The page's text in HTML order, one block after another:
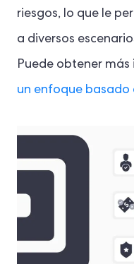
riesgos, lo que le
a diversos
Puede obtener
un enfoque basado